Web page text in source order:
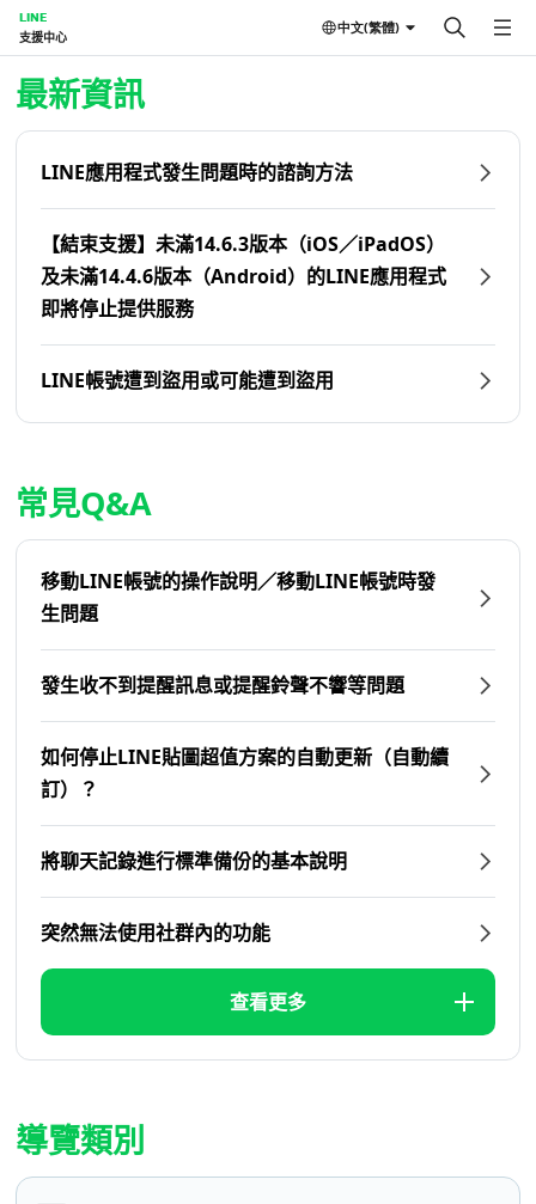
LINE
支援中心
中文(繁體)
首頁 | LINE支援中心
最新資訊
LINE應用程式發生問題時的諮詢方法
【結束支援】未滿14.6.3版本（iOS／iPadOS）
及未滿14.4.6版本（Android）的LINE應用程式
即將停止提供服務
LINE帳號遭到盜用或可能遭到盜用
常見Q&A
移動LINE帳號的操作說明／移動LINE帳號時發
生問題
發生收不到提醒訊息或提醒鈴聲不響等問題
如何停止LINE貼圖超值方案的自動更新（自動續
訂）？
將聊天記錄進行標準備份的基本說明
突然無法使用社群內的功能
查看更多
導覽類別